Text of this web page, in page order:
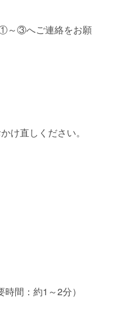
～③へご連絡をお願
け直しください。
間：約1～2分）